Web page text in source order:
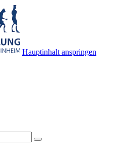
Hauptinhalt anspringen